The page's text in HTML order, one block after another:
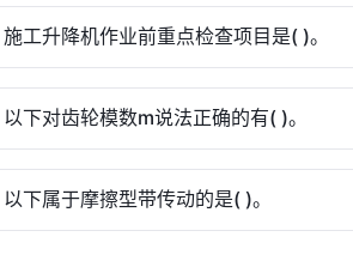
施工升降机作业前重点检查项目是( )。
以下对齿轮模数m说法正确的有( )。
以下属于摩擦型带传动的是( )。